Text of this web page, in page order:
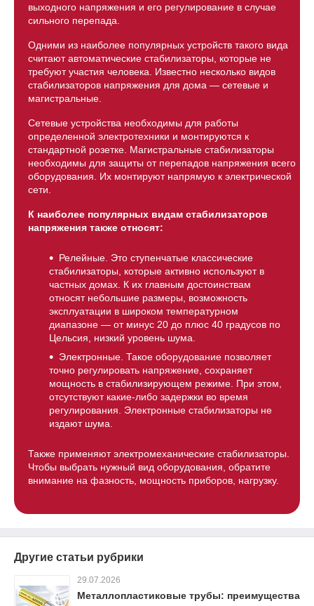
выходного напряжения и его регулирование в случае
сильного перепада.
Одними из наиболее популярных устройств такого вида
считают автоматические стабилизаторы, которые не
требуют участия человека. Известно несколько видов
стабилизаторов напряжения для дома — сетевые и
магистральные.
Сетевые устройства необходимы для работы
определенной электротехники и монтируются к
стандартной розетке. Магистральные стабилизаторы
необходимы для защиты от перепадов напряжения всего
оборудования. Их монтируют напрямую к электрической
сети.
К наиболее популярных видам стабилизаторов
напряжения также относят:
Релейные. Это ступенчатые классические
стабилизаторы, которые активно используют в
частных домах. К их главным достоинствам
относят небольшие размеры, возможность
эксплуатации в широком температурном
диапазоне — от минус 20 до плюс 40 градусов по
Цельсия, низкий уровень шума.
Электронные. Такое оборудование позволяет
точно регулировать напряжение, сохраняет
мощность в стабилизирующем режиме. При этом,
отсутствуют какие-либо задержки во время
регулирования. Электронные стабилизаторы не
издают шума.
Также применяют электромеханические стабилизаторы.
Чтобы выбрать нужный вид оборудования, обратите
внимание на фазность, мощность приборов, нагрузку.
Другие статьи рубрики
29.07.2026
Металлопластиковые трубы: преимущества